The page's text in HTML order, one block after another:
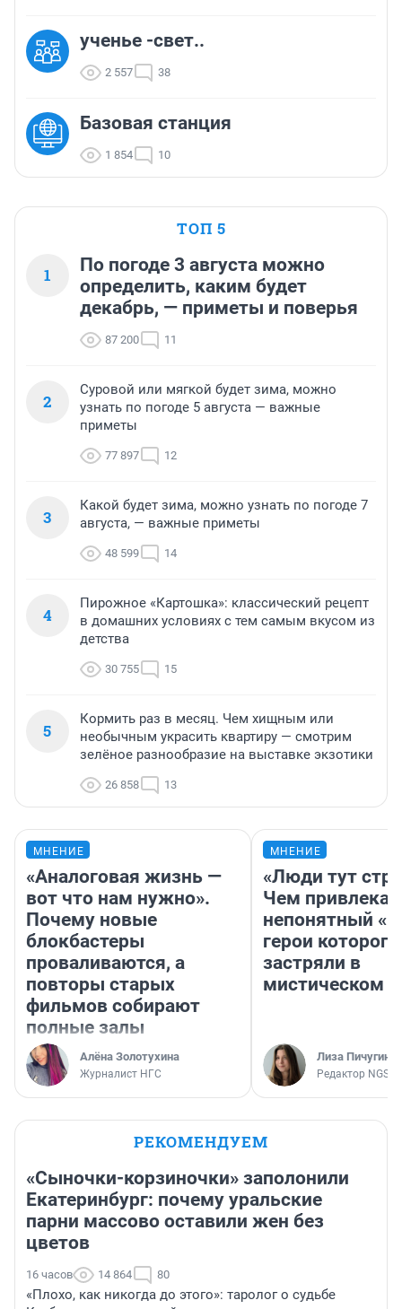
ученье -свет..
2 557 38
Базовая станция
1 854 10
ТОП 5
1
По погоде 3 августа можно
определить, каким будет
декабрь, — приметы и поверья
87 200 11
2
Суровой или мягкой будет зима, можно
узнать по погоде 5 августа — важные
приметы
77 897 12
3
Какой будет зима, можно узнать по погоде 7
августа, — важные приметы
48 599 14
4
Пирожное «Картошка»: классический рецепт
в домашних условиях с тем самым вкусом из
детства
30 755 15
5
Кормить раз в месяц. Чем хищным или
необычным украсить квартиру — смотрим
зелёное разнообразие на выставке экзотики
26 858 13
МНЕНИЕ
«Аналоговая жизнь —
вот что нам нужно».
Почему новые
блокбастеры
проваливаются, а
повторы старых
фильмов собирают
полные залы
Алёна Золотухина
Журналист НГС
МНЕНИЕ
«Люди тут
Чем
непонятный
герои которого
застряли в
мистическом
Лиза Пичугина
Редактор
РЕКОМЕНДУЕМ
«Сыночки-корзиночки» заполонили
Екатеринбург: почему уральские
парни массово оставили жен без
цветов
16 часов 14 864 80
«Плохо, как никогда до этого»: таролог о судьбе